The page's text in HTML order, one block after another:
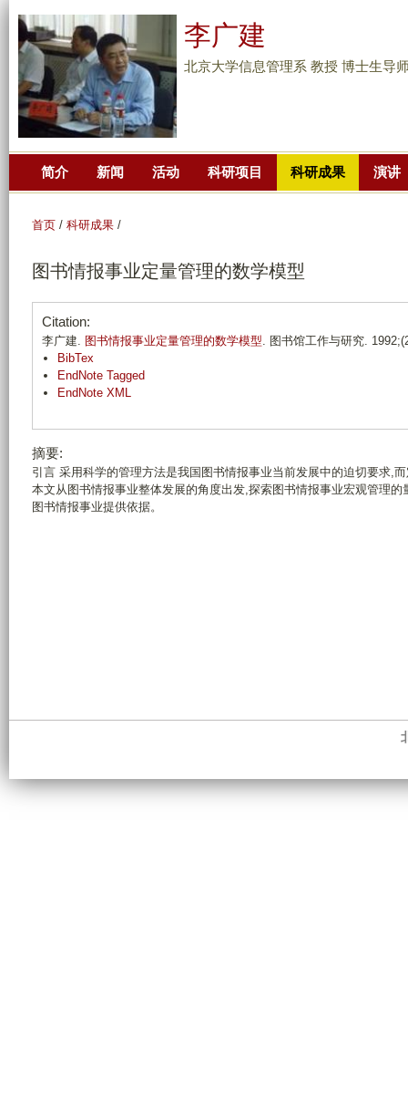
到
主
要
李广建
北京大学信息管理系 教授 博士生导
简介 新闻 活动 科研项目 科研成果 演讲
首页 / 科研成果 /
图书情报事业定量管理的数学模型
Citation:
李广建. 图书情报事业定量管理的数学模型. 图书馆工作与研究.
BibTex
EndNote Tagged
EndNote XML
摘要:
引言 采用科学的管理方法是我国图书情报事业当前发展中的迫切要求,
本文从图书情报事业整体发展的角度出发,探索图书情报事业宏观管理
图书情报事业提供依据。